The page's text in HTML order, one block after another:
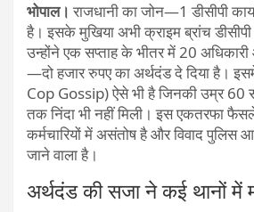
भोपाल। राजधानी का जोन—1 डीसीपी
है। इसके मुखिया अभी क्राइम ब्रांच
उन्होंने एक सप्ताह के भीतर में 20 अधिकारी
—दो हजार रुपए का अ​र्थदंड दे दिया है।
Cop Gossip) ऐसे भी है जिनकी उम्र
तक निंदा भी नहीं मिली। इस एकतरफा
कर्मचारियों में असंतोष है और विवाद पुलिस
जाने वाला है।
अर्थदंड की सजा ने कई थानों में